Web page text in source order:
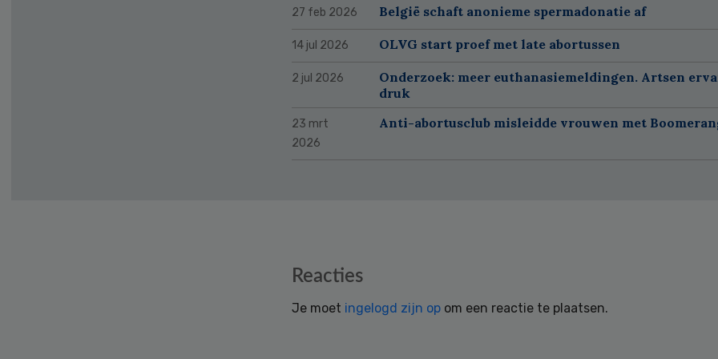
27 feb 2026 België schaft anonieme spermadonatie af
14 jul 2026 OLVG start proef met late abortussen
2 jul 2026
Onderzoek: meer euthanasiemeldingen. Artsen
druk
23 mrt
2026
Anti-abortusclub misleidde vrouwen met
Reacties
Je moet ingelogd zijn op om een reactie te plaatsen.